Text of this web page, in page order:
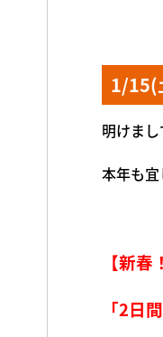
1/15(
明けま
本年も
【新
「2日